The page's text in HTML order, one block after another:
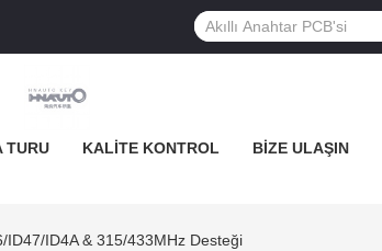
TURU KALITE KONTROL BIZE ULAŞIN
ID47/ID4A & 315/433MHz Desteği